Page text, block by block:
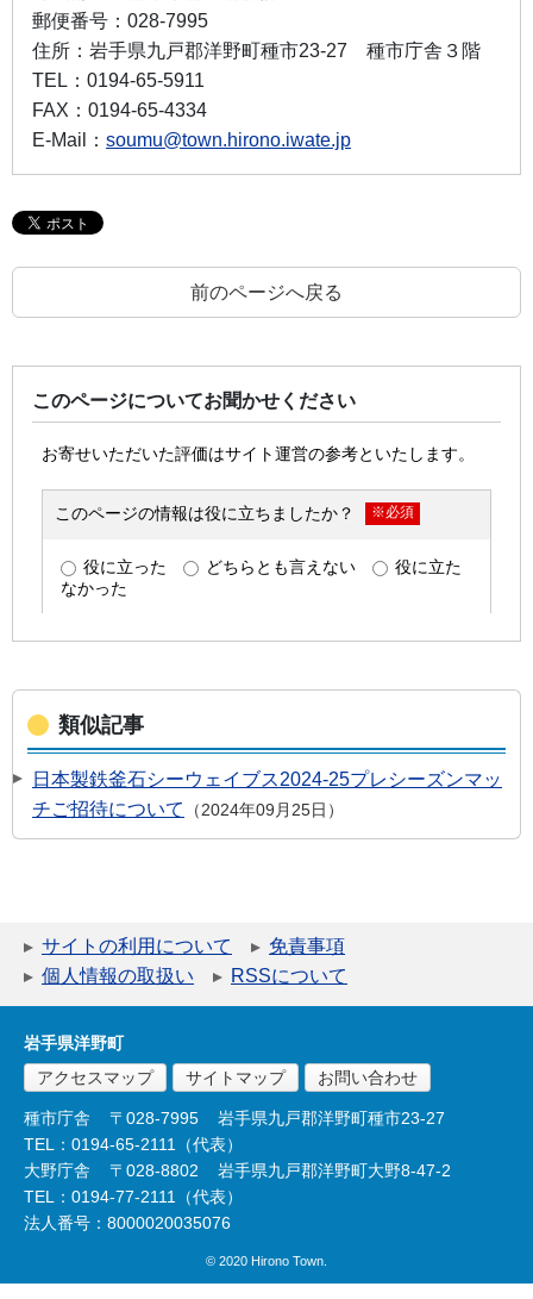
郵便番号： 028-7995
住所： 岩手県九戸郡洋野町種市23-27 種市庁舎３階
TEL： 0194-65-5911
FAX： 0194-65-4334
E-Mail： soumu@town.hirono.iwate.jp
前のページへ戻る
このページについてお聞かせください
類似記事
日本製鉄釜石シーウェイブス2024-25プレシーズンマッ
チご招待について
2024年09月25日
サイトの利用について
免責事項
個人情報の取扱い
RSSについて
岩手県洋野町
アクセスマップ
サイトマップ お問い合わせ
種市庁舎 〒028-7995
岩手県九戸郡洋野町種市23-27
TEL：0194-65-2111（代表）
大野庁舎
〒028-8802
岩手県九戸郡洋野町大野8-47-2
TEL：0194-77-2111（代表）
法人番号：8000020035076
© 2020 Hirono Town.